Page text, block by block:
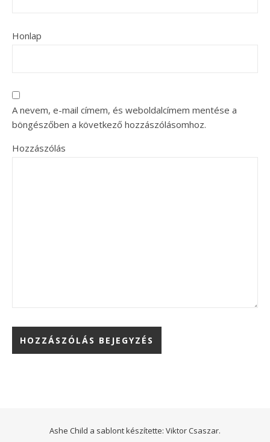
Honlap
A nevem, e-mail címem, és weboldalcímem mentése a
böngészőben a következő hozzászólásomhoz.
Hozzászólás
Ashe Child a sablont készítette: Viktor Csaszar.